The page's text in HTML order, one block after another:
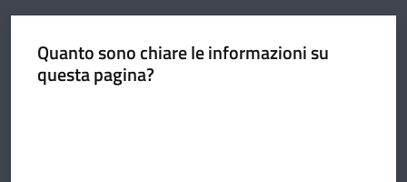
Quanto sono chiare le informazioni su
questa pagina?